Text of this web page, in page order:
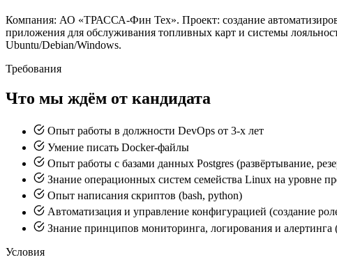
Компания: АО «ТРАССА-Фин Тех». Проект: создание
приложения для обслуживания топливных карт и системы
Ubuntu/Debian/Windows.
Требования
Что мы ждём от кандидата
Опыт работы в должности DevOps от 3-х лет
Умение писать Docker-файлы
Опыт работы с базами данных Postgres (развёртывание,
Знание операционных систем семейства Linux на уровне
Опыт написания скриптов (bash, python)
Автоматизация и управление конфигурацией (создание
Знание принципов мониторинга, логирования и алертинга
Условия